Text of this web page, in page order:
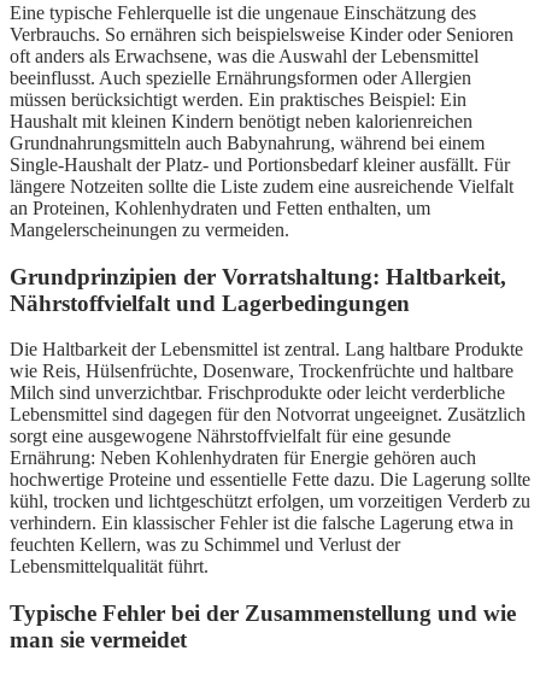
Eine typische Fehlerquelle ist die ungenaue Einschätzung des
Verbrauchs. So ernähren sich beispielsweise Kinder oder Senioren
oft anders als Erwachsene, was die Auswahl der Lebensmittel
beeinflusst. Auch spezielle Ernährungsformen oder Allergien
müssen berücksichtigt werden. Ein praktisches Beispiel: Ein
Haushalt mit kleinen Kindern benötigt neben kalorienreichen
Grundnahrungsmitteln auch Babynahrung, während bei einem
Single-Haushalt der Platz- und Portionsbedarf kleiner ausfällt. Für
längere Notzeiten sollte die Liste zudem eine ausreichende Vielfalt
an Proteinen, Kohlenhydraten und Fetten enthalten, um
Mangelerscheinungen zu vermeiden.
Grundprinzipien der Vorratshaltung: Haltbarkeit,
Nährstoffvielfalt und Lagerbedingungen
Die Haltbarkeit der Lebensmittel ist zentral. Lang haltbare Produkte
wie Reis, Hülsenfrüchte, Dosenware, Trockenfrüchte und haltbare
Milch sind unverzichtbar. Frischprodukte oder leicht verderbliche
Lebensmittel sind dagegen für den Notvorrat ungeeignet. Zusätzlich
sorgt eine ausgewogene Nährstoffvielfalt für eine gesunde
Ernährung: Neben Kohlenhydraten für Energie gehören auch
hochwertige Proteine und essentielle Fette dazu. Die Lagerung sollte
kühl, trocken und lichtgeschützt erfolgen, um vorzeitigen Verderb zu
verhindern. Ein klassischer Fehler ist die falsche Lagerung etwa in
feuchten Kellern, was zu Schimmel und Verlust der
Lebensmittelqualität führt.
Typische Fehler bei der Zusammenstellung und wie
man sie vermeidet